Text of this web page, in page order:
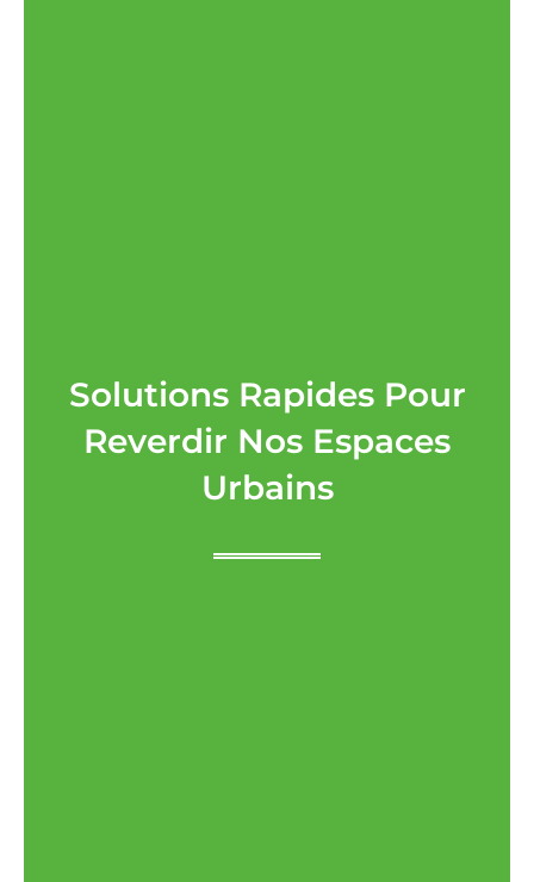
Solutions Rapides Pour
Reverdir Nos Espaces
Urbains